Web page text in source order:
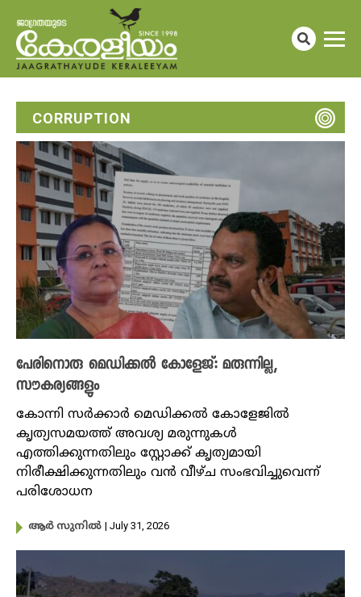
CORRUPTION
പേരിനൊരു മെഡിക്കൽ കോളേജ്: മരുന്നില്ല,
സൗകര്യങ്ങളും
കോന്നി സര്‍ക്കാര്‍ മെഡിക്കല്‍ കോളേജില്‍
കൃത്യസമയത്ത് അവശ്യ മരുന്നുകള്‍
എത്തിക്കുന്നതിലും സ്റ്റോക്ക് കൃത്യമായി
നിരീക്ഷിക്കുന്നതിലും വന്‍ വീഴ്ച സംഭവിച്ചുവെന്ന്
പരിശോധന
ആർ സുനിൽ | July 31, 2026